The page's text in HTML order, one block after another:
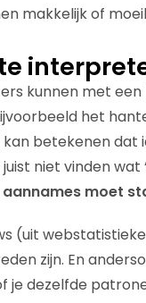
makkelijk of
kunnen met
het
betekenen dat
niet vinden wat
aannames moet
(uit
zijn. En
je dezelfde